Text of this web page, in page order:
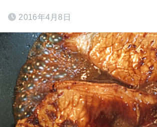
2016年4月8日